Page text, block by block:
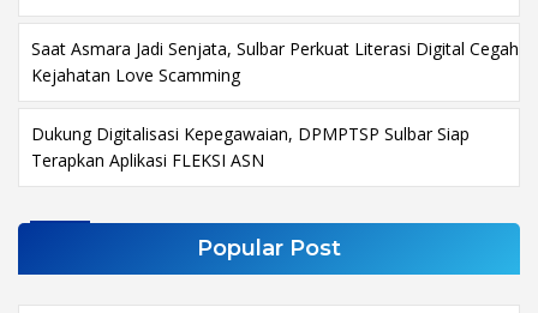
Saat Asmara Jadi Senjata, Sulbar Perkuat Literasi Digital Cegah
Kejahatan Love Scamming
Dukung Digitalisasi Kepegawaian, DPMPTSP Sulbar Siap
Terapkan Aplikasi FLEKSI ASN
Popular Post